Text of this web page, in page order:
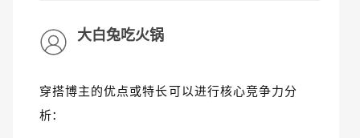
大白兔吃火锅
穿搭博主的优点或特长可以进行核心竞争力分
析：